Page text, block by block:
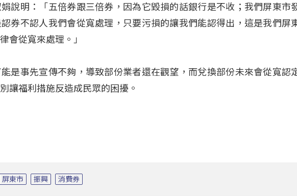
說明：「五倍券跟三倍券，因為它毀損的話銀行是不收；我們屏東市
券不認人我們會從寬處理，只要污損的讓我們能認得出，這是我們屏
會從寬來處理。」
是事先宣傳不夠，導致部份業者還在觀望，而兌換部份未來會從寬認
讓福利措施反造成民眾的困擾。
屏東市 振興 消費券